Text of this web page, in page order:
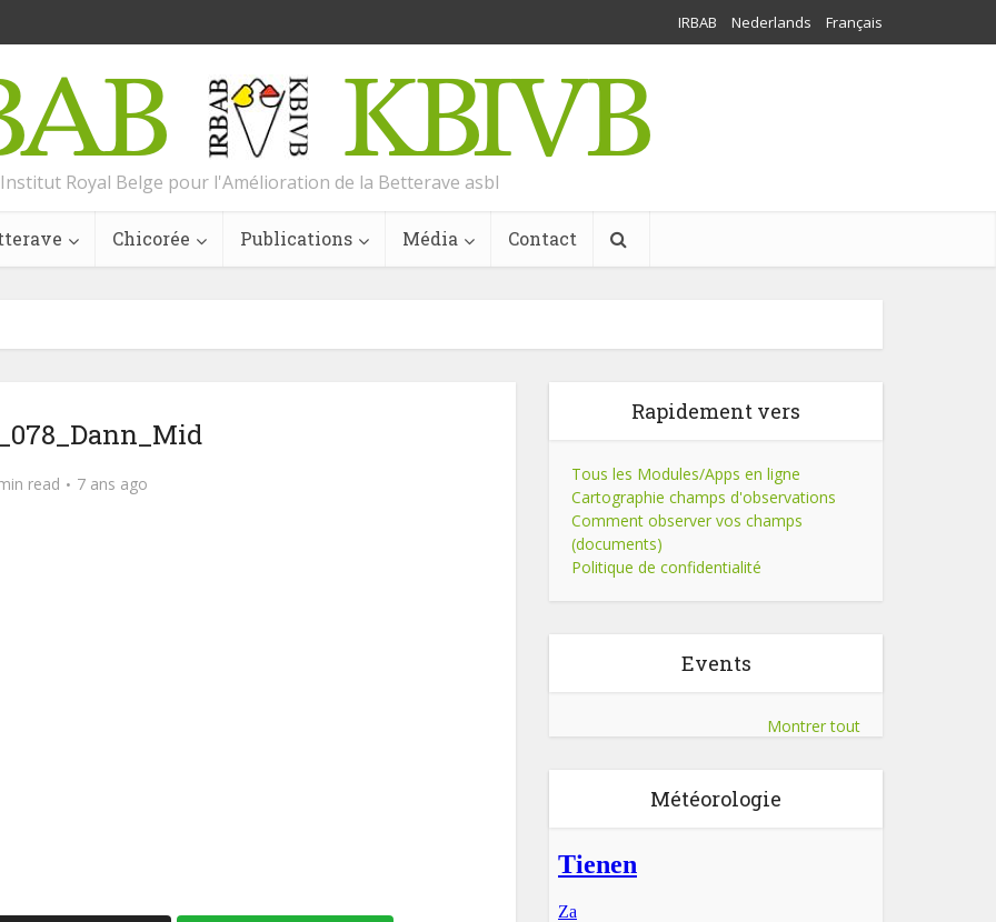
IRBAB Nederlands Français
Institut Royal Belge pour l'Amélioration de la Betterave asbl
Chicorée Publications Média Contact
read 7 ans ago
Rapidement vers
Tous les Modules/Apps en ligne
Cartographie champs d'observations
Comment observer vos champs
(documents)
Politique de confidentialité
Events
Montrer tout
Météorologie